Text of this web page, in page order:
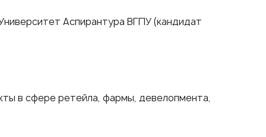
Аспирантура ВГПУ (кандидат
в сфере ретейла, фармы, девелопмента,